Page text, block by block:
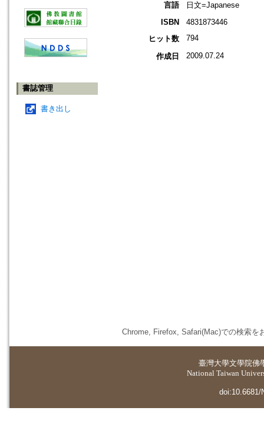
書誌管理
書き出し
言語
日文=Japanese
ISBN
4831873446
ヒット数
794
作成日 2009.07.24
Chrome, Firefox, Safari(Mac)での検索を
臺灣大學文學院佛
National Taiwan
doi:10.6681/